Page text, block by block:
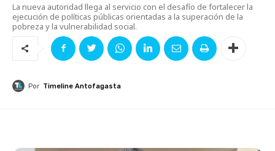
La nueva autoridad llega al servicio con el desafío de fortalecer la
ejecución de políticas públicas orientadas a la superación de la
pobreza y la vulnerabilidad social.
Por Timeline Antofagasta